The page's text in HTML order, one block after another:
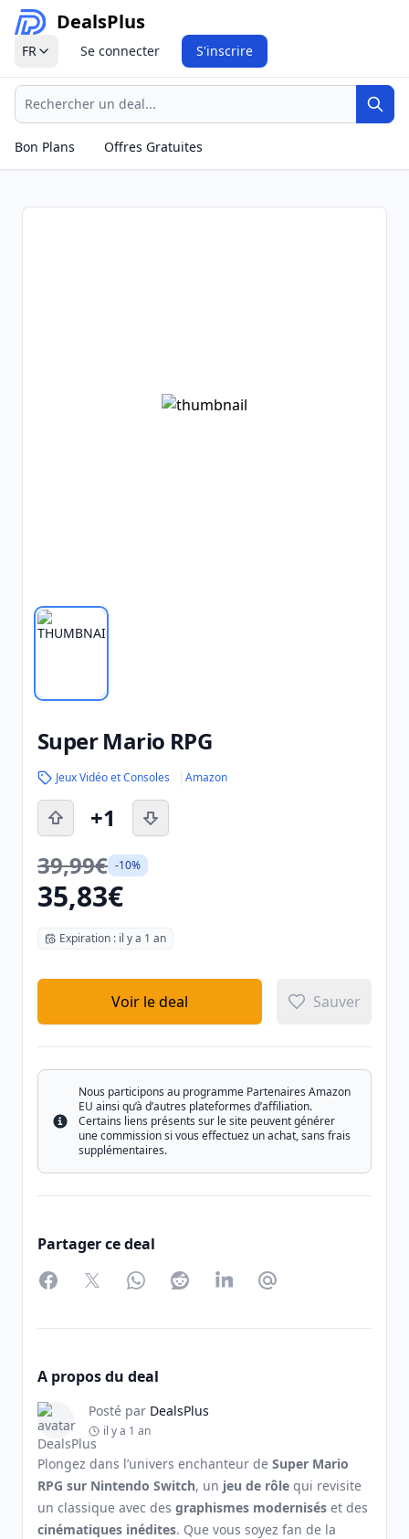
DealsPlus
FR Se connecter S'inscrire
Recherche
Bon Plans
Offres Gratuites
Super Mario RPG
Jeux Vidéo et Consoles Amazon
+1
39,99€ -10%
35,83€
Expiration : il y a 1 an
Voir le deal Sauver
Info
Nous participons au programme Partenaires Amazon
EU ainsi qu’à d’autres plateformes d’affiliation.
Certains liens présents sur le site peuvent générer
une commission si vous effectuez un achat, sans frais
supplémentaires.
Partager ce deal
FacebookTwitterWhatsAppRedditLinkedInPartager par Email
A propos du deal
Posté par DealsPlus
il y a 1 an
Plongez dans l’univers enchanteur de Super Mario
RPG sur Nintendo Switch, un jeu de rôle qui revisite
un classique avec des graphismes modernisés et des
cinématiques inédites. Que vous soyez fan de la